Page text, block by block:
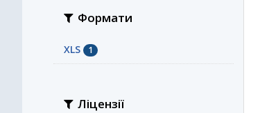
Формати
XLS 1
Ліцензії